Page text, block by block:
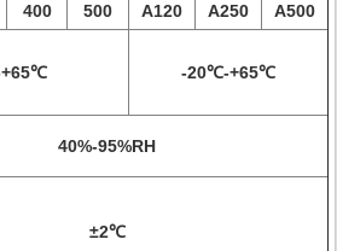
400
500
A120
A250
A500
-20℃-+65℃
40%-95%RH
±2℃